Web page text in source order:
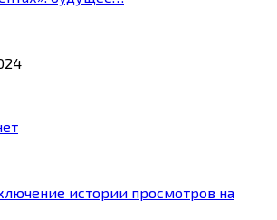
истории просмотров на